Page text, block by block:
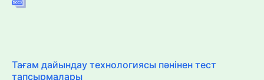
Тағам дайындау технологиясы пәнінен тест
тапсырмалары